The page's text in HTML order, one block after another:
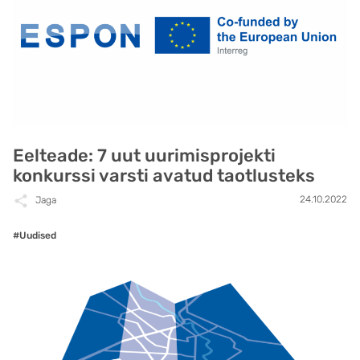
Eelteade: 7 uut uurimisprojekti
konkurssi varsti avatud taotlusteks
Jaga 24.10.2022
#Uudised